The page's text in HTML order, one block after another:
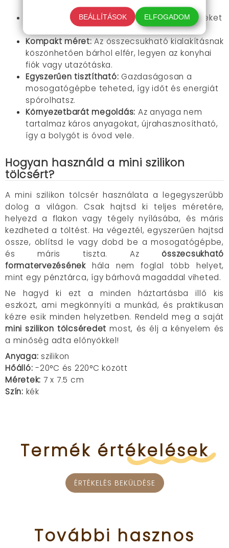
Hőálló tulajdonság:Akár a legforróbb leveseket
is biztonságosan töltheted vele.
Kompakt méret:Az összecsukható kialakításnak
köszönhetően bárhol elfér, legyen az konyhai
fiók vagy utazótáska.
Egyszerűen tisztítható: Gazdaságosan a
mosogatógépbe teheted, így időt és energiát
spórolhatsz.
Környezetbarát megoldás: Az anyaga nem
tartalmaz káros anyagokat, újrahasznosítható,
így a bolygót is óvod vele.
Hogyan használd a mini szilikon
tölcsért?
A mini szilikon tölcsér használata a legegyszerűbb
dolog a világon. Csak hajtsd ki teljes méretére,
helyezd a flakon vagy tégely nyílásába, és máris
kezdheted a töltést. Ha végeztél, egyszerűen hajtsd
össze, öblítsd le vagy dobd be a mosogatógépbe,
és máris tiszta. Az összecsukható
formatervezésénekhála nem foglal több helyet,
mint egy pénztárca, így bárhová magaddal viheted.
Ne hagyd ki ezt a minden háztartásba illő kis
eszközt, ami megkönnyíti a munkád, és praktikusan
kézre esik minden helyzetben. Rendeld meg a saját
mini szilikon tölcséredet most, és élj a kényelem és
a minőség adta előnyökkel!
Anyaga: szilikon
Hőálló: -20°C és 220°C között
Méretek: 7 x 7.5 cm
Szín: kék
Termék értékelések
ÉRTÉKELÉS BEKÜLDÉSE
További hasznos
BEÁLLÍTÁSOK ELFOGADOM